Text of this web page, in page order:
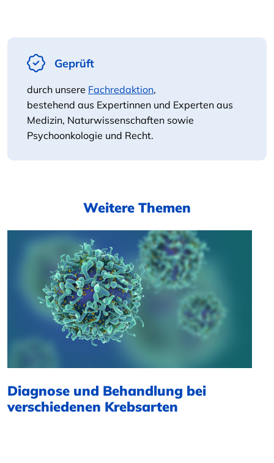
Geprüft
durch unsere Fachredaktion,
bestehend aus Expertinnen und Experten aus
Medizin, Naturwissenschaften sowie
Psychoonkologie und Recht.
Weitere Themen
Diagnose und Behandlung bei
verschiedenen Krebsarten